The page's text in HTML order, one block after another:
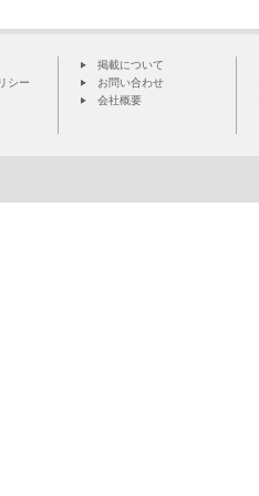
シー
掲載について
お問い合わせ
会社概要